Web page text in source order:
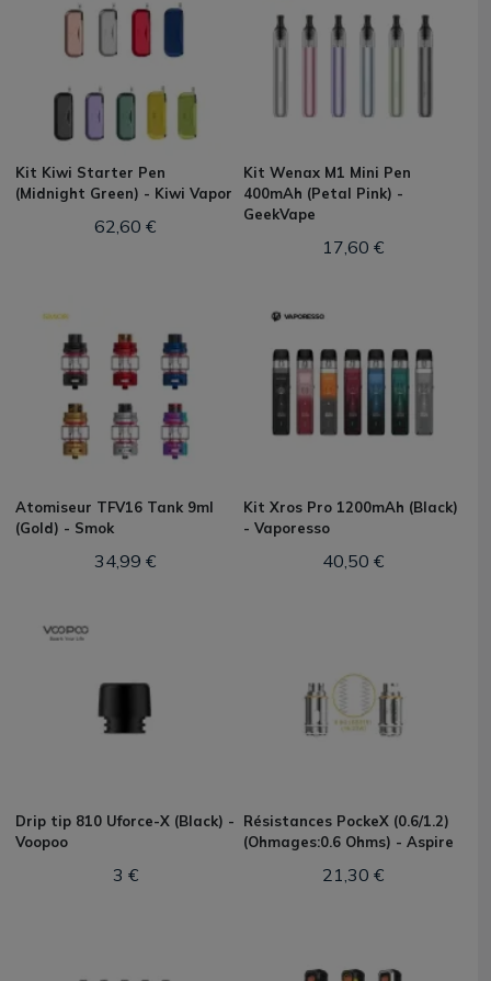
Kit Kiwi Starter Pen
(Midnight Green) - Kiwi Vapor
62,60 €
Kit Wenax M1 Mini Pen
400mAh (Petal Pink) -
GeekVape
17,60 €
Atomiseur TFV16 Tank 9ml
(Gold) - Smok
34,99 €
Kit Xros Pro 1200mAh (Black)
- Vaporesso
40,50 €
Drip tip 810 Uforce-X (Black) -
Voopoo
3 €
Résistances PockeX (0.6/1.2)
(Ohmages:0.6 Ohms) - Aspire
21,30 €